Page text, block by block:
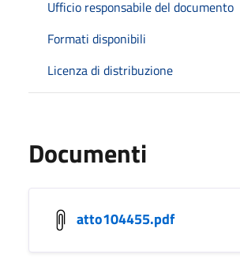
Ufficio responsabile del documento
Formati disponibili
Licenza di distribuzione
Documenti
atto104455.pdf